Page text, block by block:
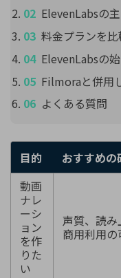
ElevenLabsの
料金プランを
ElevenLabsの
Filmoraと併用
よくある質問
目的 おすすめの
動画
ナレ
ーシ
ョン
を作
りた
い
声質、読み
商用利用の